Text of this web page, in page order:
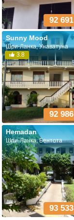
92 691
Sunny Mood
Шри-Ланка, Унаватуна
3.8
92 986
Hemadan
Шри-Ланка, Бентота
93 533